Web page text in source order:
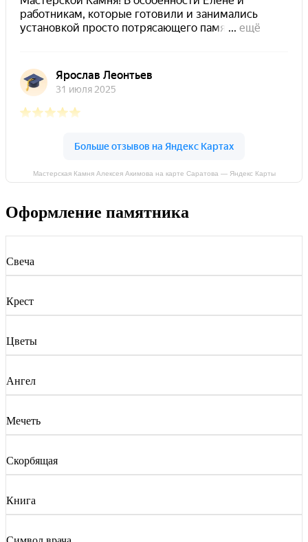
Мастерская Камня Алексея Акимова на карте Саратова — Яндекс Карты
Оформление памятника
Свеча
Крест
Цветы
Ангел
Мечеть
Скорбящая
Книга